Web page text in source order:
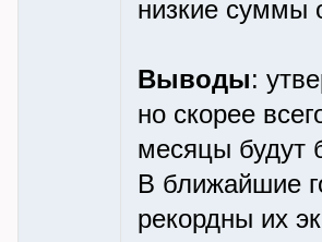
низкие суммы
Выводы:
но скорее
месяцы будут
В ближайшие
рекордны их